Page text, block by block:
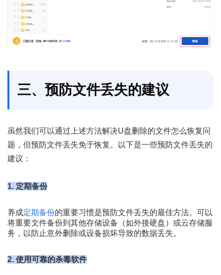
三、预防文件丢失的建议
虽然我们可以通过上述方法解决U盘删除的文件怎么恢复问
题，但预防文件丢失免于恢复。以下是一些预防文件丢失的
建议：
1. 定期备份
养成定期备份的重要习惯是预防文件丢失的最佳方法。可以
将重要文件备份到其他存储设备（如外接硬盘）或云存储服
务，以防止意外删除或设备损坏导致的数据丢失。
2. 使用可靠的杀毒软件